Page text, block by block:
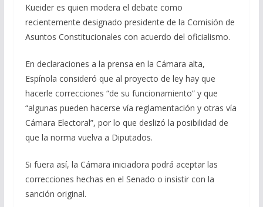
Kueider es quien modera el debate como
recientemente designado presidente de la Comisión de
Asuntos Constitucionales con acuerdo del oficialismo.
En declaraciones a la prensa en la Cámara alta,
Espínola consideró que al proyecto de ley hay que
hacerle correcciones “de su funcionamiento” y que
“algunas pueden hacerse vía reglamentación y otras vía
Cámara Electoral”, por lo que deslizó la posibilidad de
que la norma vuelva a Diputados.
Si fuera así, la Cámara iniciadora podrá aceptar las
correcciones hechas en el Senado o insistir con la
sanción original.